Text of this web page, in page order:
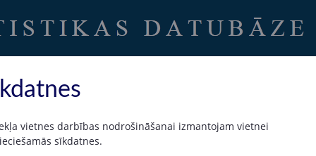
datu tabulas
vietnes darbības nodrošināšanai izmantojam vietnei
sīkdatnes.